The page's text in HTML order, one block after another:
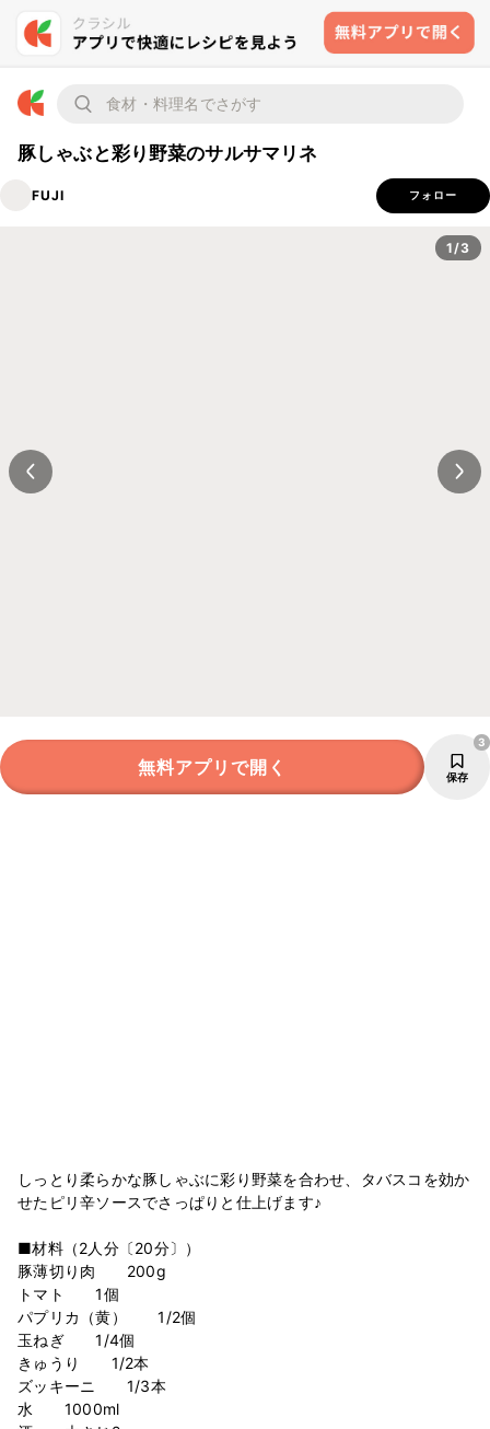
豚しゃぶと彩り野菜のサルサマリネ
FUJI フォロー
1/3
無料アプリで開く 保存
3
しっとり柔らかな豚しゃぶに彩り野菜を合わせ、タバスコを効か
せたピリ辛ソースでさっぱりと仕上げます♪
■材料（2人分〔20分〕）
豚薄切り肉 200g
トマト 1個
パプリカ（黄） 1/2個
玉ねぎ 1/4個
きゅうり 1/2本
ズッキーニ 1/3本
水 1000ml